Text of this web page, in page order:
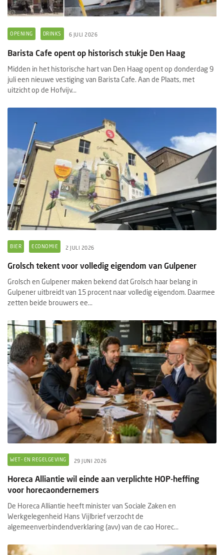
OPENING DRINKS 6 JULI 2026
Barista Cafe opent op historisch stukje Den Haag
Midden in het historische hart van Den Haag opent op donderdag 9
juli een nieuwe vestiging van Barista Cafe. Aan de Plaats, met
uitzicht op de Hofvijv...
BIER ECONOMIE 2 JULI 2026
Grolsch tekent voor volledig eigendom van Gulpener
Grolsch en Gulpener maken bekend dat Grolsch haar belang in
Gulpener uitbreidt van 15 procent naar volledig eigendom. Daarmee
zetten beide brouwers ee...
WET- EN REGELGEVING 29 JUNI 2026
Horeca Alliantie wil einde aan verplichte HOP-heffing
voor horecaondernemers
De Horeca Alliantie heeft minister van Sociale Zaken en
Werkgelegenheid Hans Vijlbrief verzocht de
algemeenverbindendverklaring (avv) van de cao Horec...